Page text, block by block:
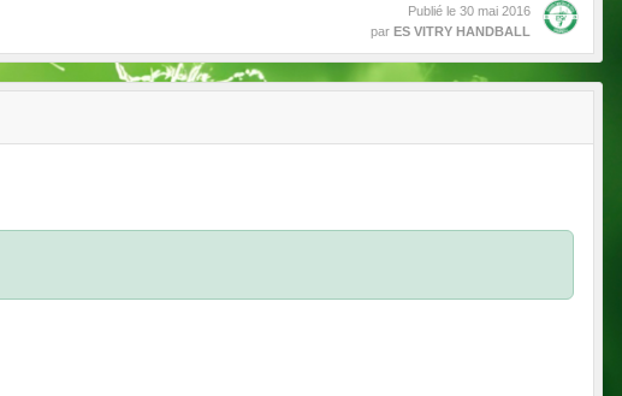
Publié le 30 mai 2016
par ES VITRY HANDBALL